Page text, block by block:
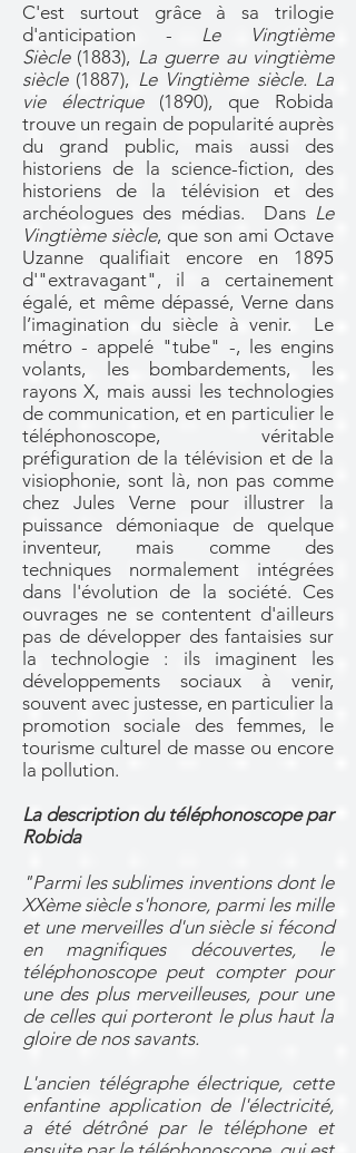
C'est surtout grâce à sa trilogie
d'anticipation - Le Vingtième
Siècle(1883), La guerre au vingtième
siècle(1887), Le Vingtième siècle. La
vie électrique(1890), que Robida
trouve un regain de popularité auprès
du grand public, mais aussi des
historiens de la science-fiction, des
historiens de la télévision et des
archéologues des médias. Dans Le
Vingtième siècle, que son ami Octave
Uzanne qualifiait encore en 1895
d'"extravagant", il a certainement
égalé, et même dépassé, Verne dans
l’imagination du siècle à venir. Le
métro - appelé "tube" -, les engins
volants, les bombardements, les
rayons X, mais aussi les technologies
de communication, et en particulier le
téléphonoscope, véritable
préfiguration de la télévision et de la
visiophonie, sont là, non pas comme
chez Jules Verne pour illustrer la
puissance démoniaque de quelque
inventeur, mais comme des
techniques normalement intégrées
dans l'évolution de la société. Ces
ouvrages ne se contentent d'ailleurs
pas de développer des fantaisies sur
la technologie : ils imaginent les
développements sociaux à venir,
souvent avec justesse, en particulier la
promotion sociale des femmes, le
tourisme culturel de masse ou encore
la pollution.
La description du téléphonoscope par
Robida
"Parmi les sublimes inventions dont le
XXème siècle s'honore, parmi les mille
et une merveilles d'un siècle si fécond
en magnifiques découvertes, le
téléphonoscope peut compter pour
une des plus merveilleuses, pour une
de celles qui porteront le plus haut la
gloire de nos savants.
L'ancien télégraphe électrique, cette
enfantine application de l'électricité,
a été détrôné par le téléphone et